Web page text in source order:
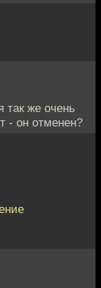
же очень
- он отменен?